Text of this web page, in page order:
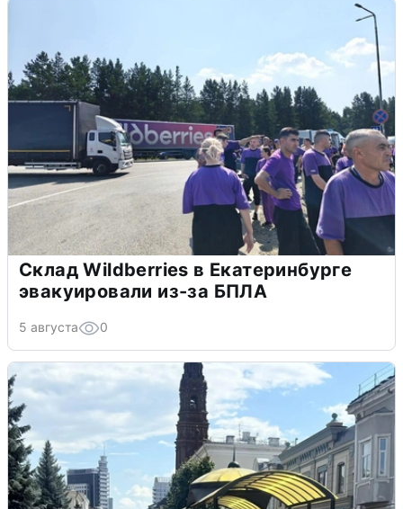
Склад Wildberries в Екатеринбурге
эвакуировали из-за БПЛА
5 августа 0